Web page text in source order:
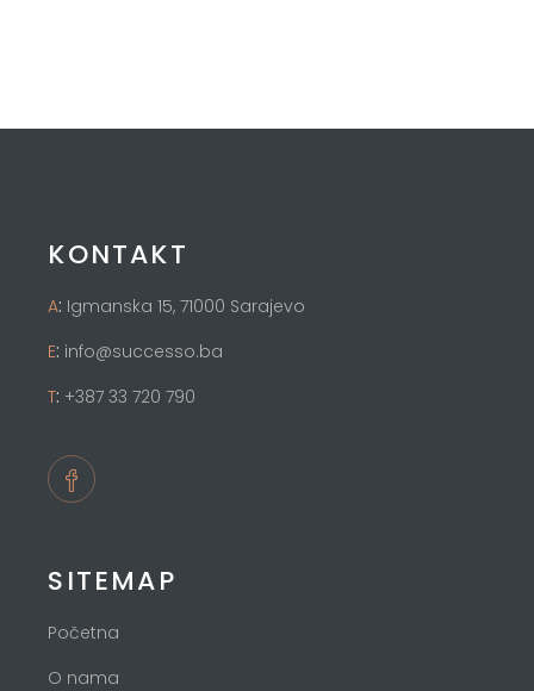
KONTAKT
A: Igmanska 15, 71000 Sarajevo
E: info@successo.ba
T: +387 33 720 790
SITEMAP
Početna
O nama